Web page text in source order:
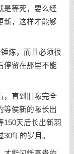
是等死，要么经
新，这样才能够
炼，而且必须很
停留在那里不能
，直到旧喙完全
等侯新的喙长出
150天后长出新羽
年的岁月。